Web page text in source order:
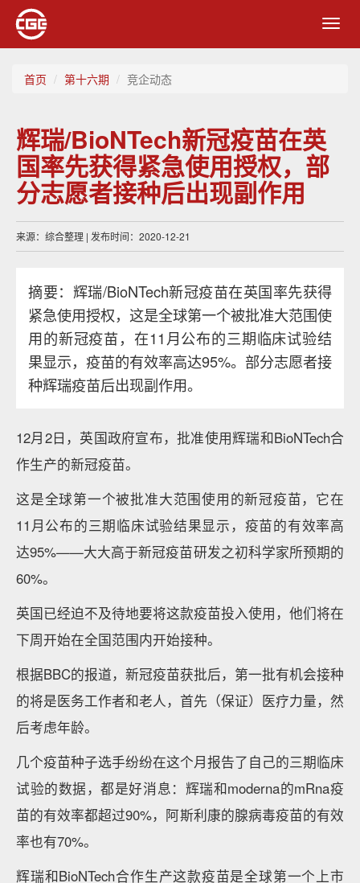
首页 第十六期 竞企动态
辉瑞/BioNTech新冠疫苗在英
国率先获得紧急使用授权，部
分志愿者接种后出现副作用
来源：综合整理 | 发布时间：2020-12-21
摘要：辉瑞/BioNTech新冠疫苗在英国率先获得
紧急使用授权，这是全球第一个被批准大范围使
用的新冠疫苗，在11月公布的三期临床试验结
果显示，疫苗的有效率高达95%。部分志愿者接
种辉瑞疫苗后出现副作用。
12月2日，英国政府宣布，批准使用辉瑞和BioNTech合
作生产的新冠疫苗。
这是全球第一个被批准大范围使用的新冠疫苗，它在
11月公布的三期临床试验结果显示，疫苗的有效率高
达95%——大大高于新冠疫苗研发之初科学家所预期的
60%。
英国已经迫不及待地要将这款疫苗投入使用，他们将在
下周开始在全国范围内开始接种。
根据BBC的报道，新冠疫苗获批后，第一批有机会接种
的将是医务工作者和老人，首先（保证）医疗力量，然
后考虑年龄。
几个疫苗种子选手纷纷在这个月报告了自己的三期临床
试验的数据，都是好消息：辉瑞和moderna的mRna疫
苗的有效率都超过90%，阿斯利康的腺病毒疫苗的有效
率也有70%。
辉瑞和BioNTech合作生产这款疫苗是全球第一个上市